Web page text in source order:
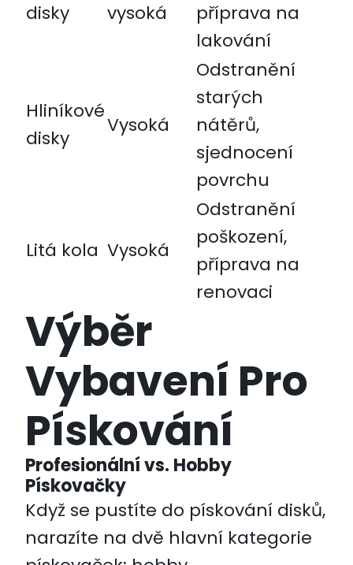
disky
vysoká
příprava na
lakování
Hliníkové
disky
Vysoká
Odstranění
starých
nátěrů,
sjednocení
povrchu
Litá kola Vysoká
Odstranění
poškození,
příprava na
renovaci
Výběr
Vybavení Pro
Pískování
Profesionální vs. Hobby
Pískovačky
Když se pustíte do pískování disků,
narazíte na dvě hlavní kategorie